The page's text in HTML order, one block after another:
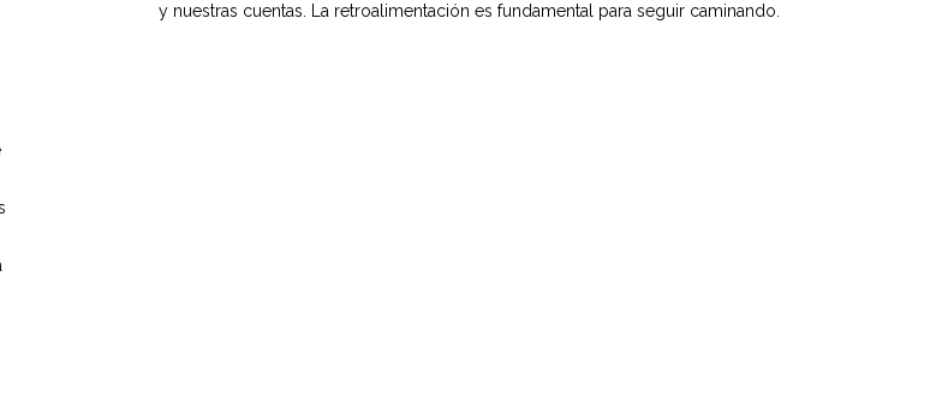
y nuestras cuentas. La retroalimentación es fundamental para seguir caminando.